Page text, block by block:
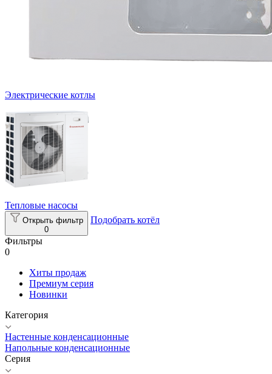
Электрические котлы
Тепловые насосы
Открыть фильтр
0
Подобрать котёл
Фильтры
0
Хиты продаж
Премиум серия
Новинки
Категория
Настенные конденсационные
Напольные конденсационные
Серия